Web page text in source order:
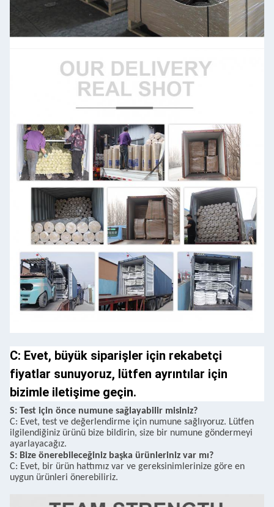
C: Evet, büyük siparişler için rekabetçi
fiyatlar sunuyoruz, lütfen ayrıntılar için
bizimle iletişime geçin.
S: Test için önce numune sağlayabilir misiniz?
C: Evet, test ve değerlendirme için numune sağlıyoruz. Lütfen
ilgilendiğiniz ürünü bize bildirin, size bir numune göndermeyi
ayarlayacağız.
S: Bize önerebileceğiniz başka ürünleriniz var mı?
C: Evet, bir ürün hattımız var ve gereksinimlerinize göre en
uygun ürünleri önerebiliriz.